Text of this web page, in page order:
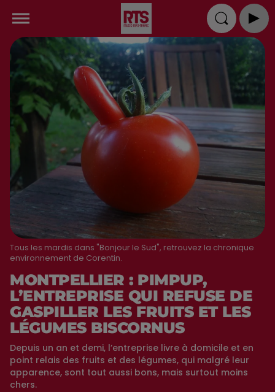
Tous les mardis dans "Bonjour le Sud", retrouvez la chronique
environnement de Corentin.
MONTPELLIER : PIMPUP,
L’ENTREPRISE QUI REFUSE DE
GASPILLER LES FRUITS ET LES
LÉGUMES BISCORNUS
Depuis un an et demi, l’entreprise livre à domicile et en
point relais des fruits et des légumes, qui malgré leur
apparence, sont tout aussi bons, mais surtout moins
chers.